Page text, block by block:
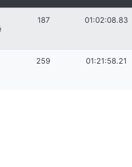
187 01:02:08.83
259 01:21:58.21